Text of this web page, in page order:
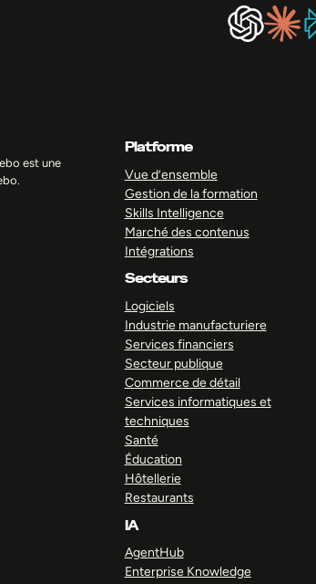
est une
Platforme
Vue d’ensemble
Gestion de la formation
Skills Intelligence
Marché des contenus
Intégrations
Secteurs
Logiciels
Industrie manufacturiere
Services financiers
Secteur publique
Commerce de détail
Services informatiques et
techniques
Santé
Éducation
Hôtellerie
Restaurants
IA
AgentHub
Enterprise Knowledge